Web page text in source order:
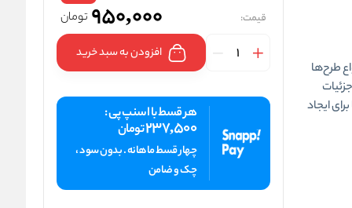
طرح‌ها
ایجاد
قیمت: 950,000 تومان
افزودن به سبد خرید
هر قسط با اسنپ پی :
237,500تومان
چهار قسط ماهانه . بدون سود ،
چک و ضامن